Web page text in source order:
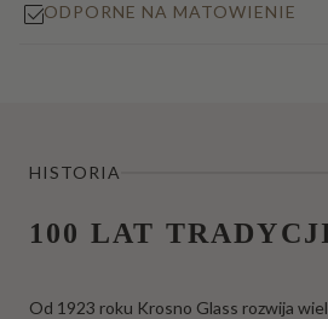
ODPORNE NA MATOWIENIE
HISTORIA
100 LAT
Od 1923 roku Krosno Glass rozwija